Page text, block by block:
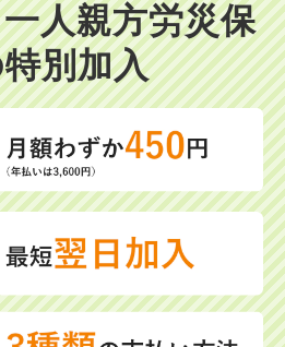
加入費用
加入申込み
会社概要
お問い合わせ
員メニュー
人親方労災保
別加入